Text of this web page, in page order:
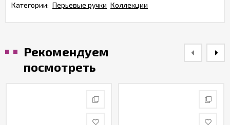
Категории: Перьевые ручки Коллекции
Рекомендуем
посмотреть